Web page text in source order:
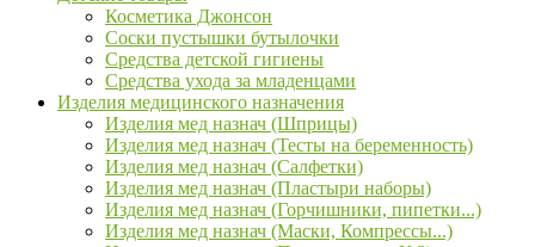
Косметика Джонсон
Соски пустышки бутылочки
Средства детской гигиены
Средства ухода за младенцами
Изделия медицинского назначения
Изделия мед назнач (Шприцы)
Изделия мед назнач (Тесты на беременность)
Изделия мед назнач (Салфетки)
Изделия мед назнач (Пластыри наборы)
Изделия мед назнач (Горчишники, пипетки...)
Изделия мед назнач (Маски, Компрессы...)